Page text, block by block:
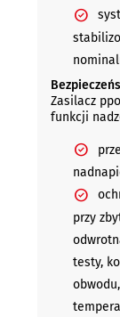
Zasilacz
funkcji
przy
testy,